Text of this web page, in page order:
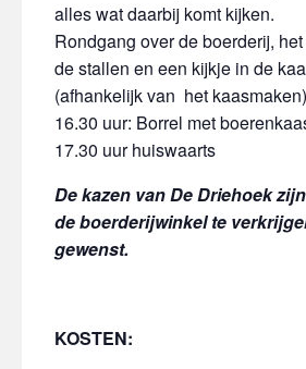
alles wat daarbij komt kijken.
Rondgang over de boerderij,
de stallen en een kijkje in de
(afhankelijk van het
16.30 uur: Borrel met
17.30 uur huiswaarts
De kazen van De Driehoek
de boerderijwinkel te
gewenst.
KOSTEN: